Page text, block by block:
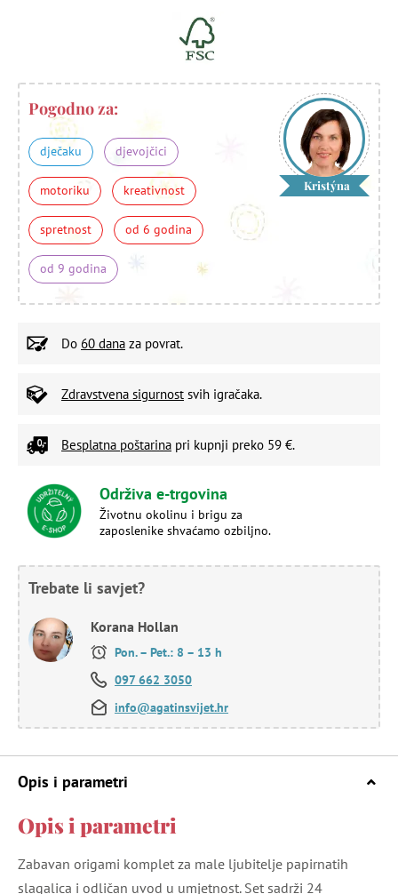
Pogodno za:
dječaku djevojčici
motoriku kreativnost
spretnost od 6 godina
od 9 godina
Kristýna
Do 60 dana za povrat.
Zdravstvena sigurnost svih igračaka.
Besplatna poštarina pri kupnji preko 59 €.
Održiva e-trgovina
Životnu okolinu i brigu za
zaposlenike shvaćamo ozbiljno.
Trebate li savjet?
Korana Hollan
Pon. – Pet.: 8 – 13 h
097 662 3050
info@agatinsvijet.hr
Opis i parametri
Opis i parametri
Zabavan origami komplet za male ljubitelje papirnatih
slagalica i odličan uvod u umjetnost. Set sadrži 24